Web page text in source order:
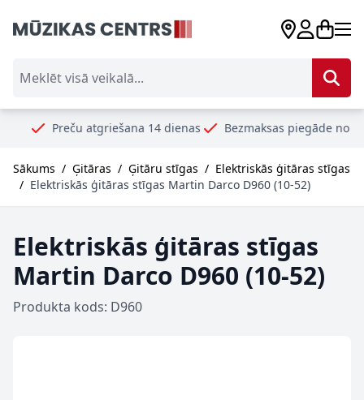
Preču atgriešana 14 dienas Bezmaksas piegāde no 99€
Sākums / Ģitāras / Ģitāru stīgas / Elektriskās ģitāras stīgas
/ Elektriskās ģitāras stīgas Martin Darco D960 (10-52)
Elektriskās ģitāras stīgas
Martin Darco D960 (10-52)
Produkta kods: D960